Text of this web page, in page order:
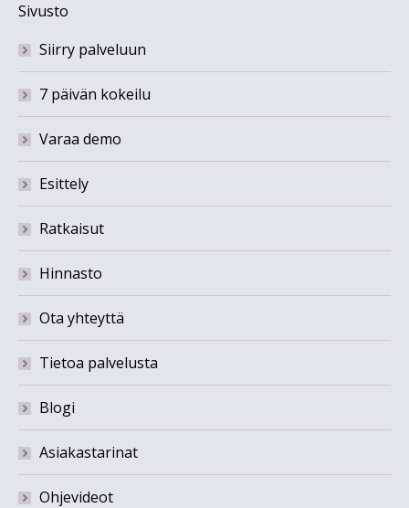
Sivusto
Siirry palveluun
7 päivän kokeilu
Varaa demo
Esittely
Ratkaisut
Hinnasto
Ota yhteyttä
Tietoa palvelusta
Blogi
Asiakastarinat
Ohjevideot